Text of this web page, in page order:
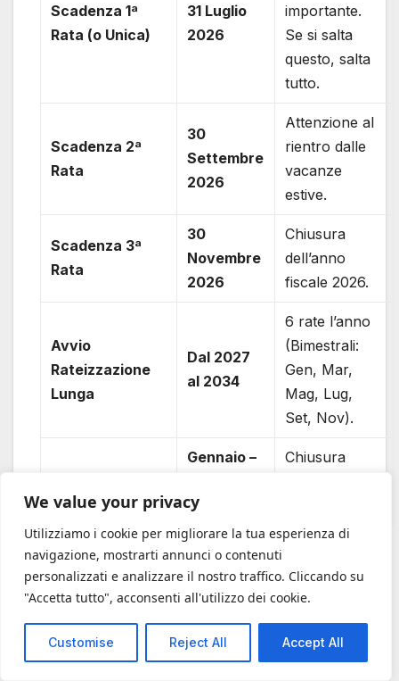
We value your privacy
Utilizziamo i cookie per migliorare la tua esperienza di
navigazione, mostrarti annunci o contenuti
personalizzati e analizzare il nostro traffico. Cliccando su
"Accetta tutto", acconsenti all'utilizzo dei cookie.
Customise Reject All Accept All
Scadenza 1ª
Rata (o Unica)
31 Luglio
2026
importante.
Se si salta
questo, salta
tutto.
Scadenza 2ª
Rata
30
Settembre
2026
Attenzione al
rientro dalle
vacanze
estive.
Scadenza 3ª
Rata
30
Novembre
2026
Chiusura
dell’anno
fiscale 2026.
Avvio
Rateizzazione
Lunga
Dal 2027
al 2034
6 rate l’anno
(Bimestrali:
Gen, Mar,
Mag, Lug,
Set, Nov).
Gennaio –
2035
Chiusura
CAPITOLO 8: Risposte
alle Domande
Frequenti (FAQ)